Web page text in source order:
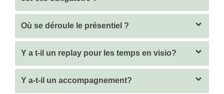
Où se déroule le présentiel ?
Y a t-il un replay pour les temps en visio?
Y a-t-il un accompagnement?